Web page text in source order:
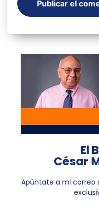
El
César
Apúntate a mi correo